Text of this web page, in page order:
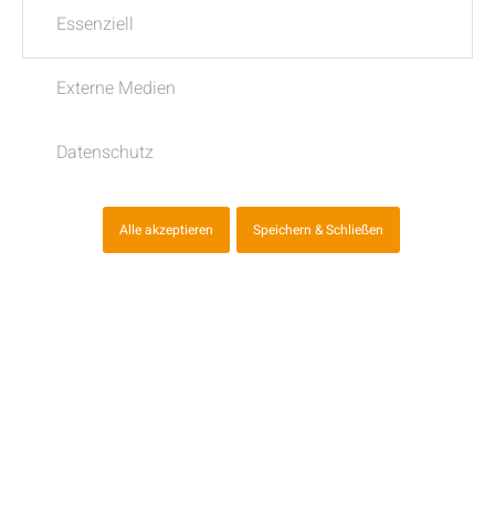
Essenziell
Externe Medien
Datenschutz
Alle akzeptieren Speichern & Schließen
Starchoreograf Selatin Kara im Olympia
Kino Winnenden.